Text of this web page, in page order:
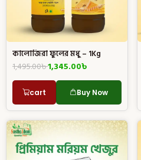
কালোজিরা ফুলের মধু – 1Kg
1,495.00৳1,345.00৳
cart Buy Now